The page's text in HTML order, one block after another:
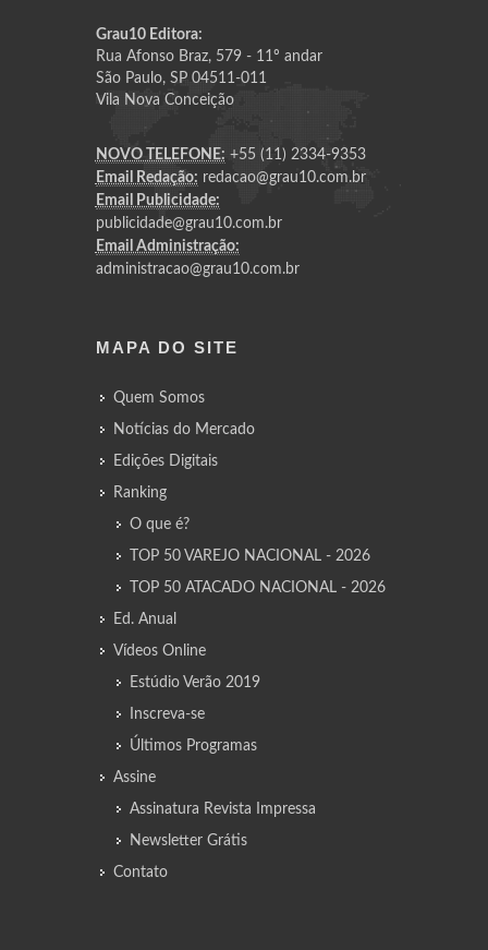
Grau10 Editora:
Rua Afonso Braz, 579 - 11º andar
São Paulo, SP 04511-011
Vila Nova Conceição
NOVO TELEFONE: +55 (11) 2334-9353
Email Redação: redacao@grau10.com.br
Email Publicidade:
publicidade@grau10.com.br
Email Administração:
administracao@grau10.com.br
MAPA DO SITE
Quem Somos
Notícias do Mercado
Edições Digitais
Ranking
O que é?
TOP 50 VAREJO NACIONAL - 2026
TOP 50 ATACADO NACIONAL - 2026
Ed. Anual
Vídeos Online
Estúdio Verão 2019
Inscreva-se
Últimos Programas
Assine
Assinatura Revista Impressa
Newsletter Grátis
Contato